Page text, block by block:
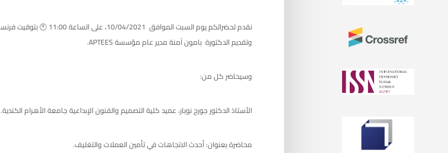
وتقديم الدكتورة بامون آمنة مدير عام مؤسسة APTEES.
وسيحاضر كل من:
الأستاذ الدكتور جورج نوبار، عميد كلية التصميم والفنون الإبداعية جامعة الأهرام الكندية.
محاضرة بعنوان: أحدث الاتجاهات في تأمين العملات والتغليف.